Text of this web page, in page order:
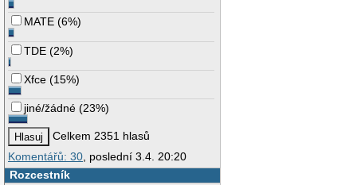
MATE (6%)
TDE (2%)
Xfce (15%)
jiné/žádné (23%)
Celkem 2351 hlasů
Komentářů: 30 , poslední 3.4. 20:20
Rozcestník